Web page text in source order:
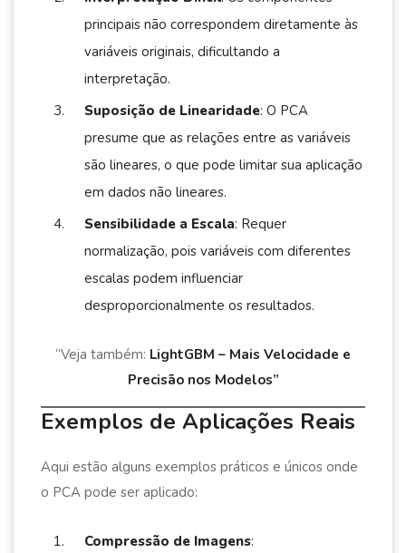
principais não correspondem diretamente às
variáveis originais, dificultando a
interpretação.
Suposição de Linearidade: O PCA
presume que as relações entre as variáveis
são lineares, o que pode limitar sua aplicação
em dados não lineares.
Sensibilidade a Escala: Requer
normalização, pois variáveis com diferentes
escalas podem influenciar
desproporcionalmente os resultados.
“Veja também: LightGBM – Mais Velocidade e
Precisão nos Modelos”
Exemplos de Aplicações Reais
Aqui estão alguns exemplos práticos e únicos onde
o PCA pode ser aplicado:
Compressão de Imagens: